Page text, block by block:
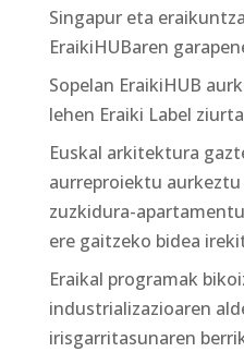
Singapur eta
EraikiHUBaren
Sopelan EraikiHUB
lehen Eraiki Label
Euskal arkitektura
aurreproiektu
zuzkidura-
ere gaitzeko bidea
Eraikal programak
industrializazioaren
irisgarritasunaren